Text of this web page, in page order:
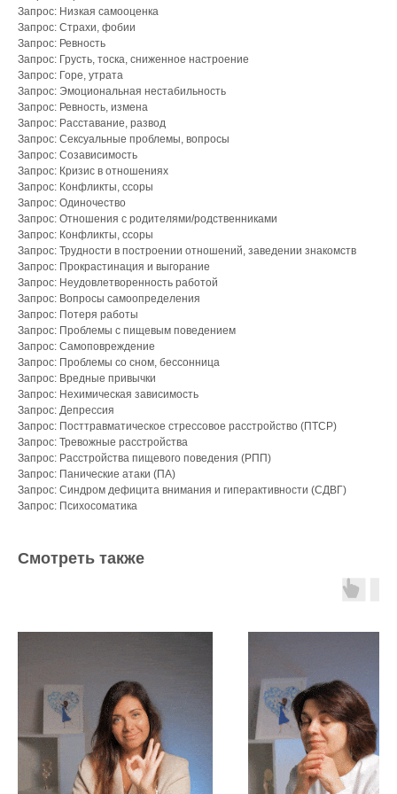
Запрос: Низкая самооценка
Запрос: Страхи, фобии
Запрос: Ревность
Запрос: Грусть, тоска, сниженное настроение
Запрос: Горе, утрата
Запрос: Эмоциональная нестабильность
Запрос: Ревность, измена
Запрос: Расставание, развод
Запрос: Сексуальные проблемы, вопросы
Запрос: Созависимость
Запрос: Кризис в отношениях
Запрос: Конфликты, ссоры
Запрос: Одиночество
Запрос: Отношения с родителями/родственниками
Запрос: Конфликты, ссоры
Запрос: Трудности в построении отношений, заведении знакомств
Запрос: Прокрастинация и выгорание
Запрос: Неудовлетворенность работой
Запрос: Вопросы самоопределения
Запрос: Потеря работы
Запрос: Проблемы с пищевым поведением
Запрос: Самоповреждение
Запрос: Проблемы со сном, бессонница
Запрос: Вредные привычки
Запрос: Нехимическая зависимость
Запрос: Депрессия
Запрос: Посттравматическое стрессовое расстройство (ПТСР)
Запрос: Тревожные расстройства
Запрос: Расстройства пищевого поведения (РПП)
Запрос: Панические атаки (ПА)
Запрос: Синдром дефицита внимания и гиперактивности (СДВГ)
Запрос: Психосоматика
Смотреть также